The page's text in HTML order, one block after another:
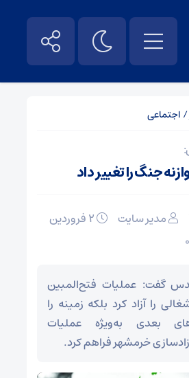
/ اجتماعی
جنگ را تغییر داد
مدیر سایت
۰
گفت: عملیات فتح‌المبین
را آزاد کرد بلکه زمینه را
بعدی به‌ویژه عملیات
خرمشهر فراهم کرد.